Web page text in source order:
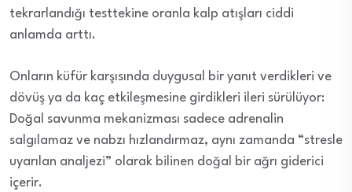
tekrarlandığı testtekine oranla kalp atışları ciddi
anlamda arttı.
Onların küfür karşısında duygusal bir yanıt verdikleri ve
dövüş ya da kaç etkileşmesine girdikleri ileri sürülüyor:
Doğal savunma mekanizması sadece adrenalin
salgılamaz ve nabzı hızlandırmaz, aynı zamanda “stresle
uyarılan analjezi” olarak bilinen doğal bir ağrı giderici
içerir.